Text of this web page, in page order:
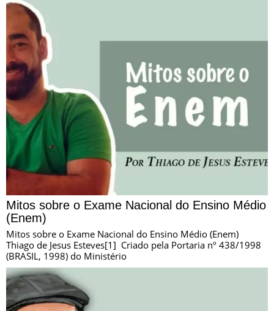
Mitos sobre o Exame Nacional do Ensino Médio
(Enem)
Mitos sobre o Exame Nacional do Ensino Médio (Enem)
Thiago de Jesus Esteves[1] Criado pela Portaria nº 438/1998
(BRASIL, 1998) do Ministério